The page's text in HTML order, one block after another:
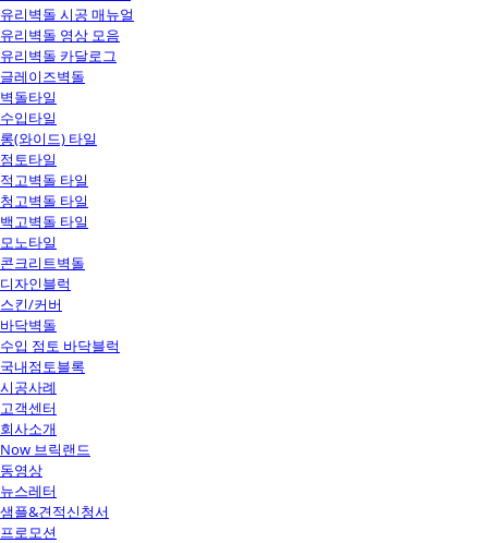
유리벽돌 시공 매뉴얼
유리벽돌 영상 모음
유리벽돌 카달로그
글레이즈벽돌
벽돌타일
수입타일
롱(와이드) 타일
점토타일
적고벽돌 타일
청고벽돌 타일
백고벽돌 타일
모노타일
콘크리트벽돌
디자인블럭
스킨/커버
바닥벽돌
수입 점토 바닥블럭
국내점토블록
시공사례
고객센터
회사소개
Now 브릭랜드
동영상
뉴스레터
샘플&견적신청서
프로모션